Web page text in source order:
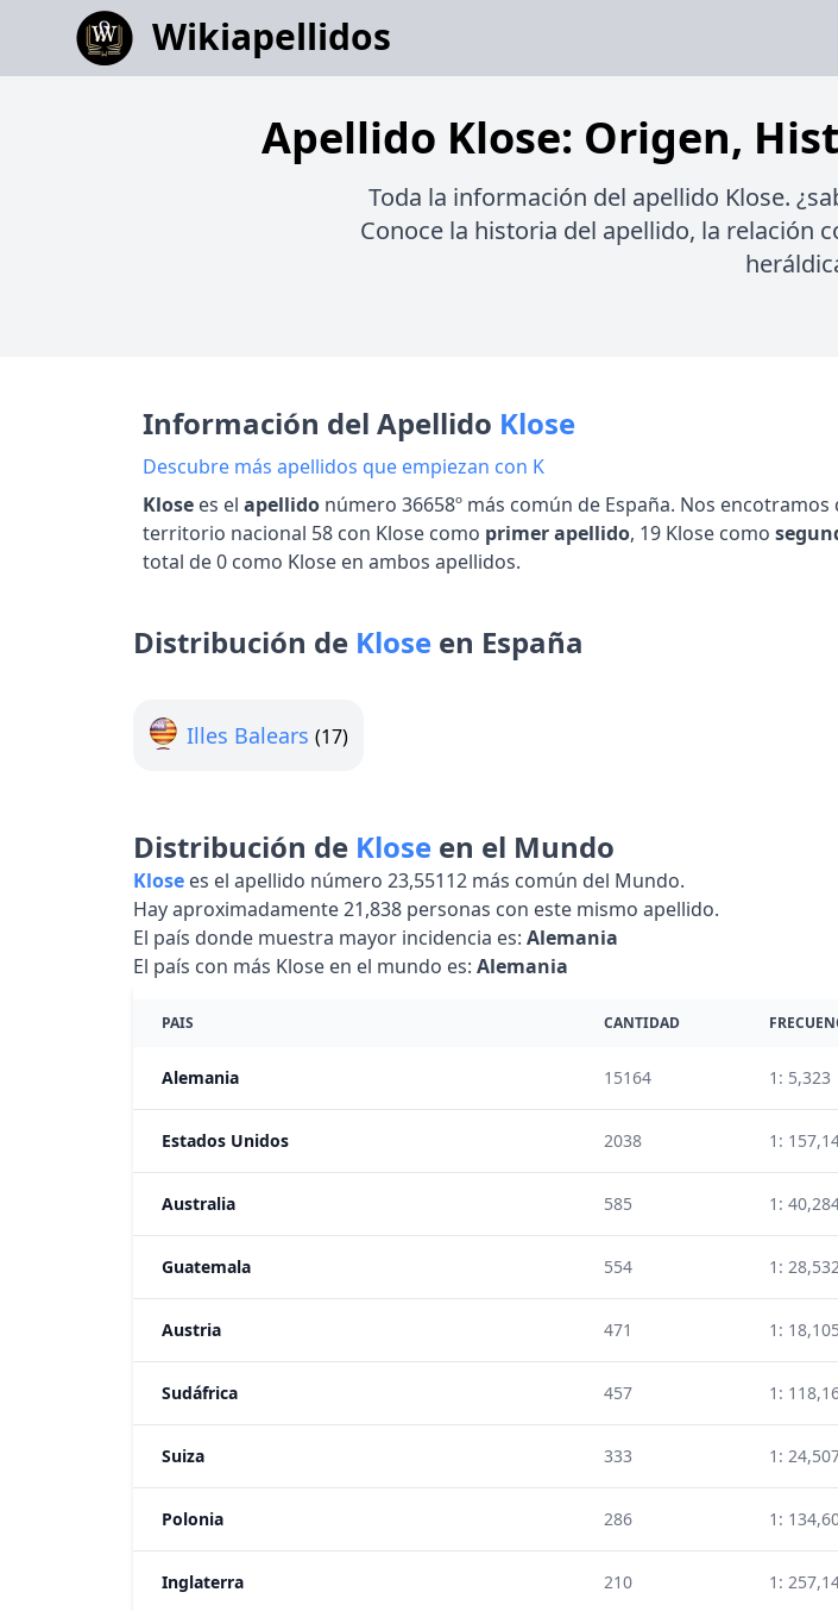
Wikiapellidos
Apellido Klose: Origen,
Toda la información del apellido Klose.
Conoce la historia del apellido, la relación
Información del Apellido Klose
Descubre más apellidos que empiezan con K
Klose es el apellido número 36658º más común de España. Nos encotramos
territorio nacional 58 con Klose como primer apellido, 19 Klose como
total de 0 como Klose en ambos apellidos.
Distribución de Klose en España
Illes Balears (17)
Distribución de Klose en el Mundo
Klose es el apellido número 23,55112 más común del Mundo.
Hay aproximadamente 21,838 personas con este mismo apellido.
El país donde muestra mayor incidencia es: Alemania
El país con más Klose en el mundo es: Alemania
PAIS CANTIDAD
Alemania 15164 1: 5,323
Estados Unidos 2038 1:
Australia 585 1:
Guatemala 554 1:
Austria 471 1: 18,105
Sudáfrica 457 1:
Suiza 333 1:
Polonia 286 1:
Inglaterra 210 1: